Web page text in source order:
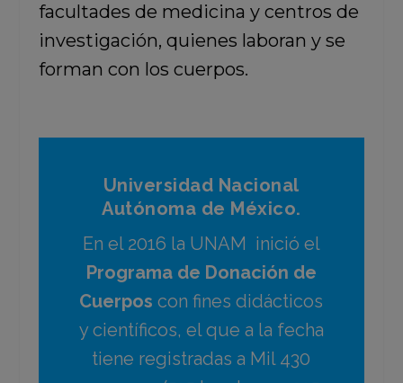
facultades de medicina y centros de
investigación, quienes laboran y se
forman con los cuerpos.
Universidad Nacional
Autónoma de México.
En el 2016 la UNAM inició el
Programa de Donación de
Cuerpos con fines didácticos
y científicos, el que a la fecha
tiene registradas a Mil 430